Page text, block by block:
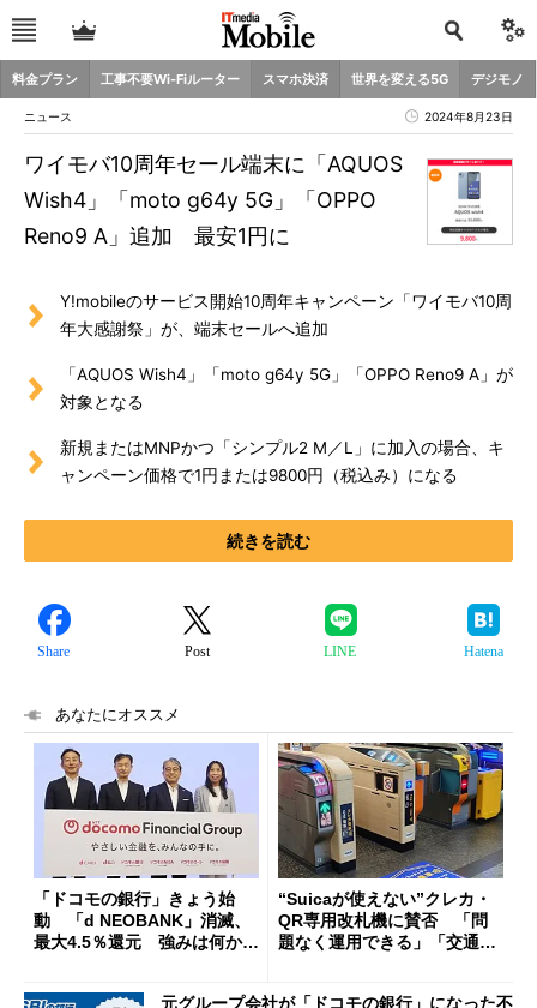
料金プラン 工事不要Wi-Fiルーター スマホ決済 世界を変える5G デジモノ
ニュース 2024年8月23日
ワイモバ10周年セール端末に「AQUOS
Wish4」「moto g64y 5G」「OPPO
Reno9 A」追加 最安1円に
Y!mobileのサービス開始10周年キャンペーン「ワイモバ10周
年大感謝祭」が、端末セールへ追加
「AQUOS Wish4」「moto g64y 5G」「OPPO Reno9 A」が
対象となる
新規またはMNPかつ「シンプル2 M／L」に加入の場合、キ
ャンペーン価格で1円または9800円（税込み）になる
続きを読む
Share Post LINE Hatena
あなたにオススメ
「ドコモの銀行」きょう始
動 「d NEOBANK」消滅、
最大4.5％還元 強みは何か解
“Suicaが使えない”クレカ・
QR専用改札機に賛否 「問
題なく運用できる」「交通系I
元グループ会社が「ドコモの銀行」になった不